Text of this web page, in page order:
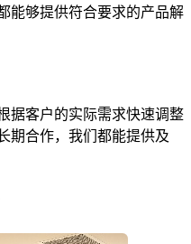
能够提供符合要求的产品解
据客户的实际需求快速调整
期合作，我们都能提供及